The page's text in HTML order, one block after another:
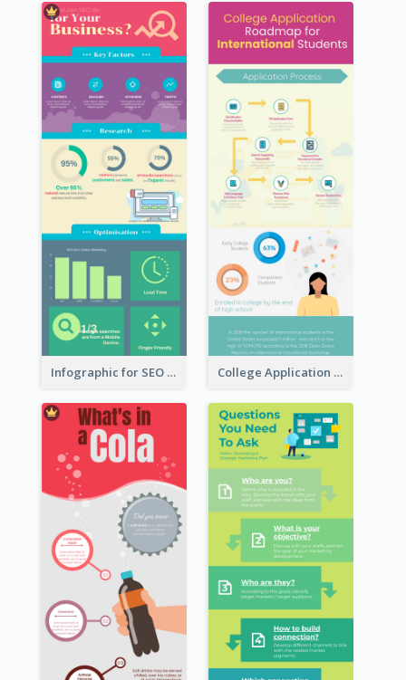
Infographic for SEO Marketing College Application Roadmap Infographic